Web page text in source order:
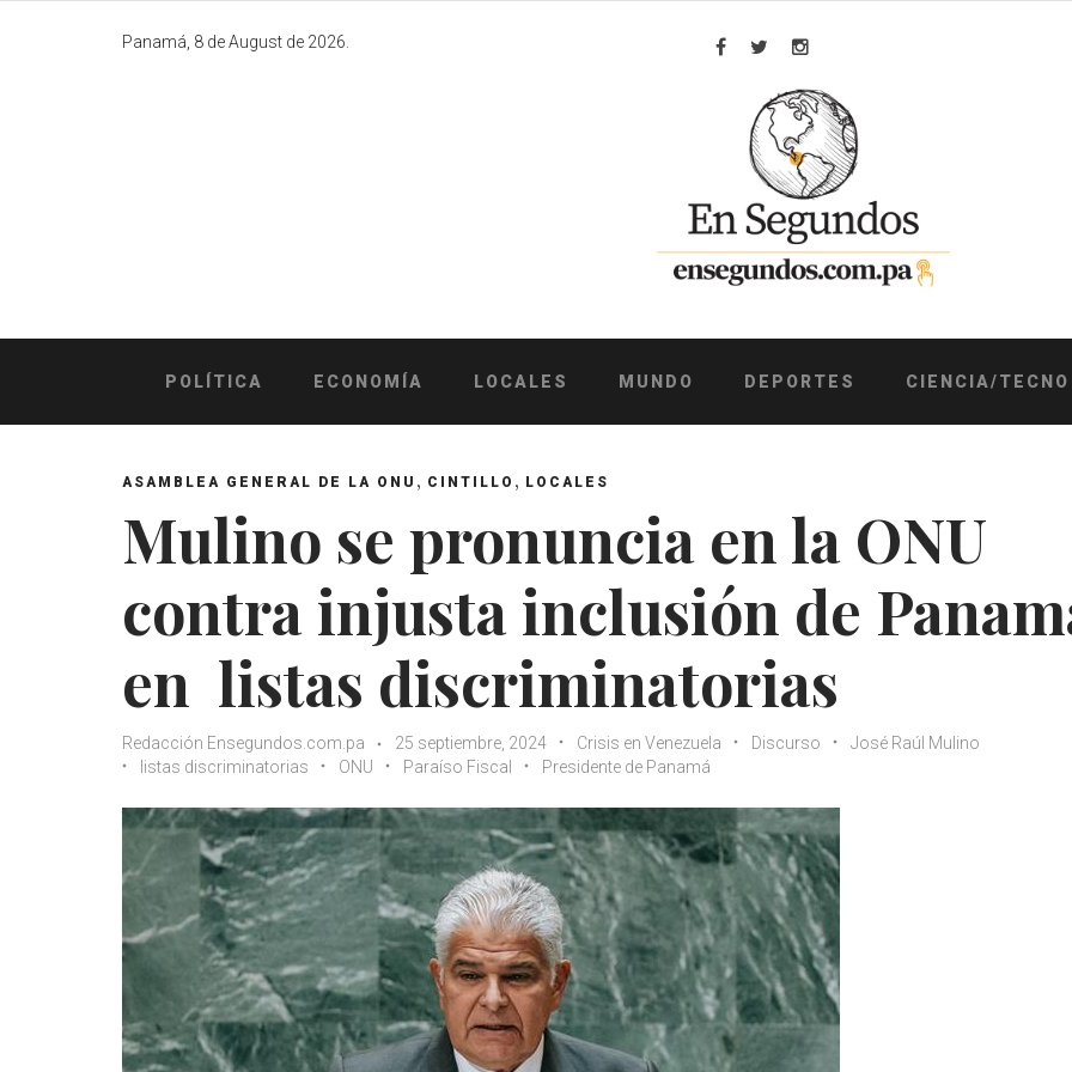
Panamá, 8 de August de 2026.
Facebook
TwitterInstagram
POLÍTICA ECONOMÍA LOCALES MUNDO DEPORTES CIENCIA/TECNO
ASAMBLEA GENERAL DE LA ONU , CINTILLO , LOCALES
Mulino se pronuncia en la ONU
contra injusta inclusión de
en listas discriminatorias
Redacción Ensegundos.com.pa 25 septiembre, 2024 Crisis en Venezuela Discurso
José Raúl Mulino
listas discriminatorias
ONU Paraíso Fiscal Presidente de Panamá